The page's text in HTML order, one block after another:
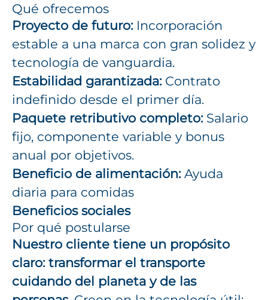
Qué ofrecemos
Proyecto de futuro:Incorporación
estable a una marca con gran solidez y
tecnología de vanguardia.
Estabilidad garantizada:Contrato
indefinido desde el primer día.
Paquete retributivo completo:Salario
fijo, componente variable y bonus
anual por objetivos.
Beneficio de alimentación:Ayuda
diaria para comidas
Beneficios sociales
Por qué postularse
Nuestro cliente tiene un propósito
claro: transformar el transporte
cuidando del planeta y de las